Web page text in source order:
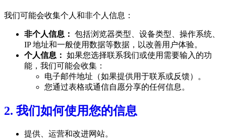
我们可能会收集个人和非个人信息：
非个人信息： 包括浏览器类型、设备类型、操作系统、
IP 地址和一般使用数据等数据，以改善用户体验。
个人信息： 如果您选择联系我们或使用需要输入的功
能，我们可能会收集：
电子邮件地址（如果提供用于联系或反馈）。
您通过表格或通信自愿分享的任何信息。
2. 我们如何使用您的信息
提供、运营和改进网站。